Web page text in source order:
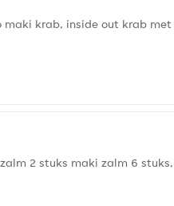
krab, inside out krab
2 stuks maki zalm 6